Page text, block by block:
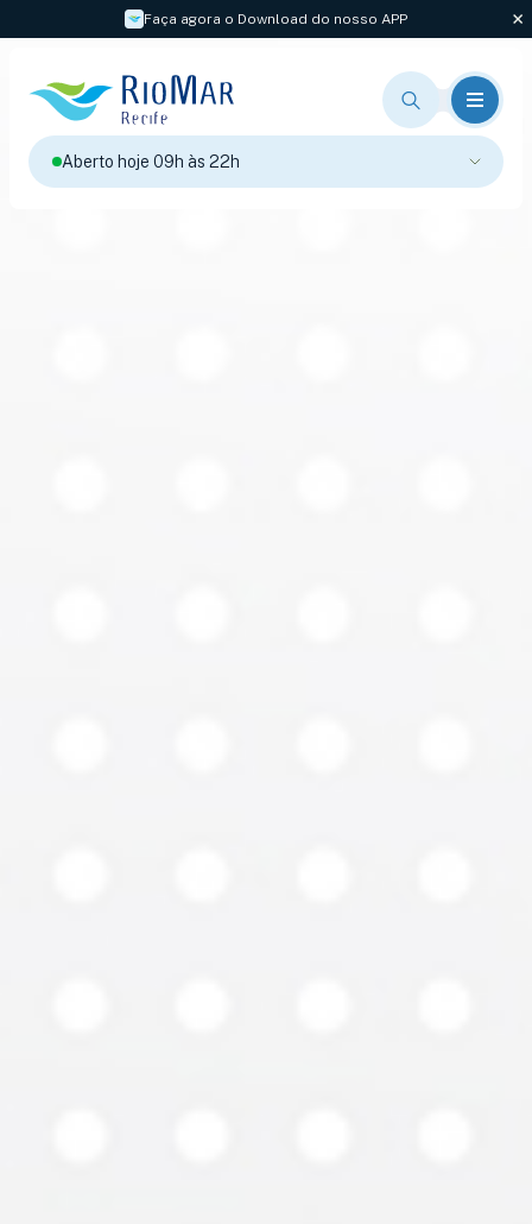
Faça agora o Download do nosso APP
Aberto hoje 09h às 22h